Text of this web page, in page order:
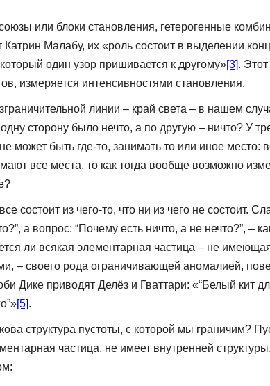
или блоки становления, гетерогенные
Катрин Малабу, их «роль состоит в выделении
один узор пришивается к другому»[3].
измеряется интенсивностями становления.
линии – край света – в нашем
сторону было нечто, а по другую – ничто? У
может быть где-то, занимать то или иное
все места, то как тогда вообще возможно
состоит из чего-то, что ни из чего не
а вопрос: “Почему есть ничто, а не нечто?”,
ли всякая элементарная частица – не
– своего рода ограничивающей аномалией,
Дике приводят Делёз и Гваттари: «“Белый кит
[5].
структура пустоты, с которой мы граничим?
частица, не имеет внутренней